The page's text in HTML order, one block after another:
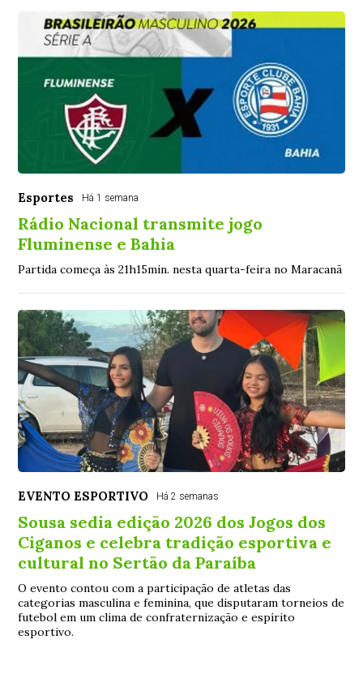
Esportes Há 1 semana
Rádio Nacional transmite jogo
Fluminense e Bahia
Partida começa às 21h15min. nesta quarta-feira no Maracanã
EVENTO ESPORTIVO Há 2 semanas
Sousa sedia edição 2026 dos Jogos dos
Ciganos e celebra tradição esportiva e
cultural no Sertão da Paraíba
O evento contou com a participação de atletas das
categorias masculina e feminina, que disputaram torneios de
futebol em um clima de confraternização e espírito
esportivo.